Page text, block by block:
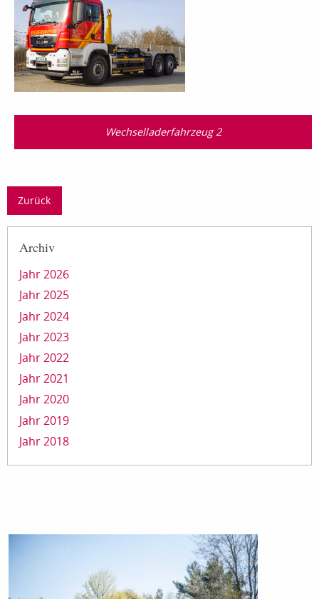
Wechselladerfahrzeug 2
Zurück
Archiv
Jahr 2026
Jahr 2025
Jahr 2024
Jahr 2023
Jahr 2022
Jahr 2021
Jahr 2020
Jahr 2019
Jahr 2018